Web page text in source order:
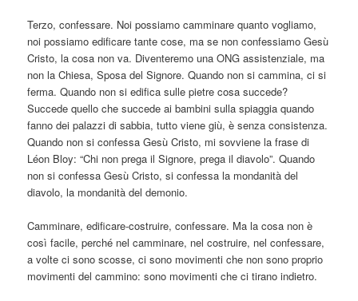
Terzo, confessare. Noi possiamo camminare quanto vogliamo,
noi possiamo edificare tante cose, ma se non confessiamo Gesù
Cristo, la cosa non va. Diventeremo una ONG assistenziale, ma
non la Chiesa, Sposa del Signore. Quando non si cammina, ci si
ferma. Quando non si edifica sulle pietre cosa succede?
Succede quello che succede ai bambini sulla spiaggia quando
fanno dei palazzi di sabbia, tutto viene giù, è senza consistenza.
Quando non si confessa Gesù Cristo, mi sovviene la frase di
Léon Bloy: “Chi non prega il Signore, prega il diavolo”. Quando
non si confessa Gesù Cristo, si confessa la mondanità del
diavolo, la mondanità del demonio.
Camminare, edificare-costruire, confessare. Ma la cosa non è
così facile, perché nel camminare, nel costruire, nel confessare,
a volte ci sono scosse, ci sono movimenti che non sono proprio
movimenti del cammino: sono movimenti che ci tirano indietro.